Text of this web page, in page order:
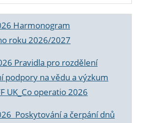
Harmonogram
roku 2026/2027
Pravidla pro rozdělení
podpory na vědu a výzkum
UK_Co operatio 2026
Poskytování a čerpání dnů